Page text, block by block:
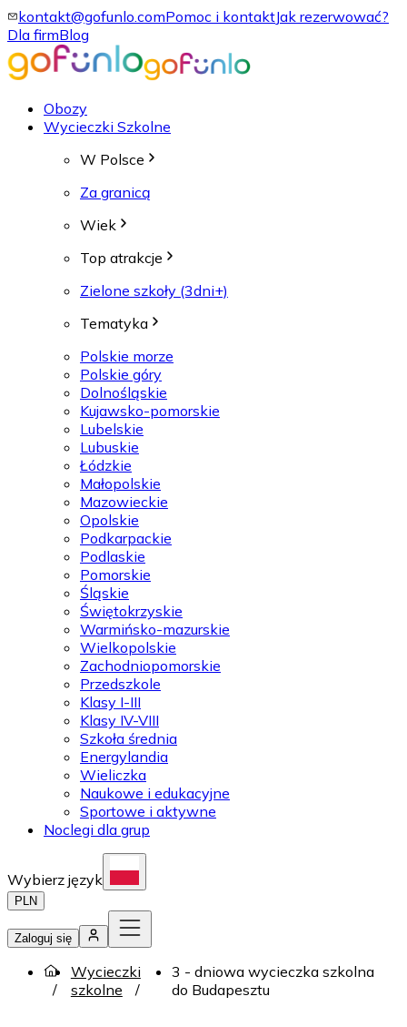
kontakt@gofunlo.comPomoc i kontaktJak rezerwować?
Dla firmBlog
Obozy
Wycieczki Szkolne
W Polsce
Za granicą
Wiek
Top atrakcje
Zielone szkoły (3dni+)
Tematyka
Polskie morze
Polskie góry
Dolnośląskie
Kujawsko-pomorskie
Lubelskie
Lubuskie
Łódzkie
Małopolskie
Mazowieckie
Opolskie
Podkarpackie
Podlaskie
Pomorskie
Śląskie
Świętokrzyskie
Warmińsko-mazurskie
Wielkopolskie
Zachodniopomorskie
Przedszkole
Klasy I-III
Klasy IV-VIII
Szkoła średnia
Energylandia
Wieliczka
Naukowe i edukacyjne
Sportowe i aktywne
Noclegi dla grup
Wybierz język
PLN
Zaloguj się
Wycieczki
szkolne
3 - dniowa wycieczka szkolna
do Budapesztu